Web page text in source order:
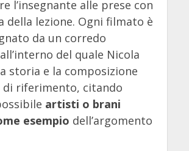
l’insegnante alle prese con
della lezione. Ogni filmato è
da un corredo
del quale Nicola
storia e la composizione
di riferimento, citando
artisti o brani
esempio dell’argomento